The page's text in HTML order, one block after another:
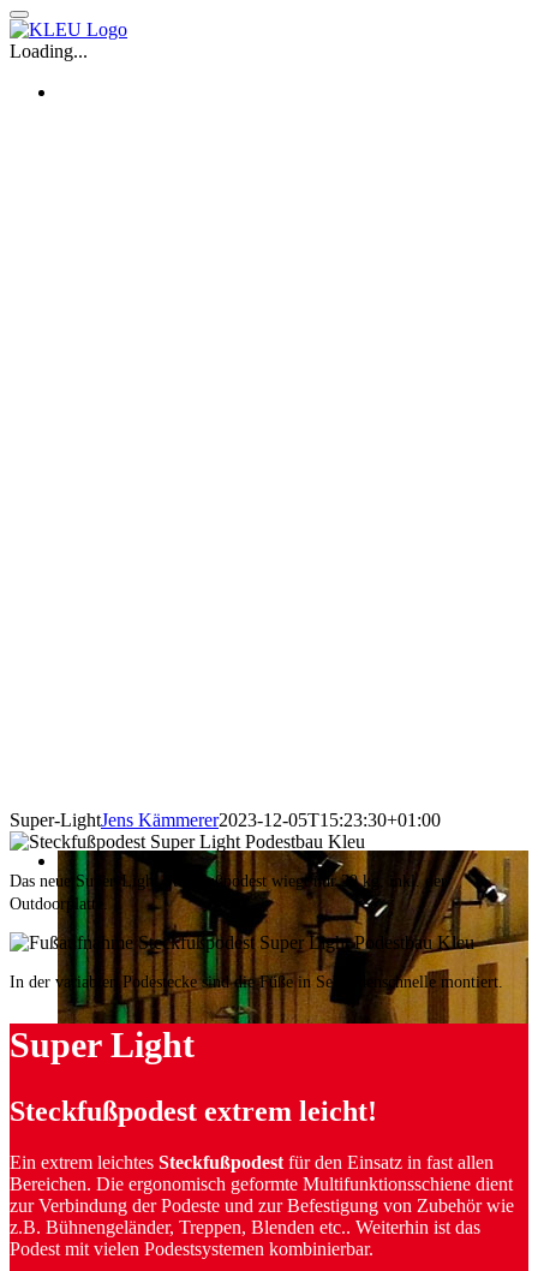
Zum
Inhalt
Loading...
Super-LightJens Kämmerer2023-12-05T15:23:30+01:00
Das neue Super-Light Steckfußpodest wiegt nur 29 kg, inkl. der
Outdoorplatte.
In der variablen Podestecke sind die Füße in Sekundenschnelle montiert.
Super Light
Steckfuß­podest extrem leicht!
Ein extrem leichtes Steckfußpodest für den Einsatz in fast allen
Bereichen. Die ergonomisch geformte Multifunktionsschiene dient
zur Verbindung der Podeste und zur Befestigung von Zubehör wie
z.B. Bühnengeländer, Treppen, Blenden etc.. Weiterhin ist das
Podest mit vielen Podestsystemen kombinierbar.